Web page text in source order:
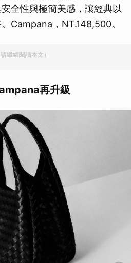
全性與極簡美感，讓經典以
Campana，NT.148,500。
繼續閱讀本文）
再升級